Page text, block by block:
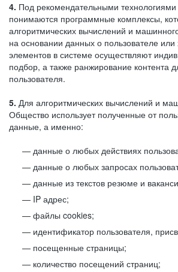
4. Под рекомендательными
понимаются программные комплексы,
алгоритмических вычислений и
на основании данных о пользователе или
элементов в системе осуществляют
подбор, а также ранжирование контента
пользователя.
5. Для алгоритмических вычислений и
Общество использует полученные от
данные, а именно:
данные о любых действиях
данные о любых запросах
данные из текстов резюме и
IP адрес;
файлы cookies;
идентификатор пользователя,
посещенные страницы;
количество посещений страниц;